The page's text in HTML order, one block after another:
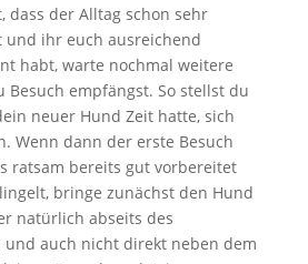
dass der Alltag schon sehr
und ihr euch ausreichend
habt, warte nochmal weitere
Besuch empfängst. So stellst du
neuer Hund Zeit hatte, sich
Wenn dann der erste Besuch
ratsam bereits gut vorbereitet
bringe zunächst den Hund
natürlich abseits des
und auch nicht direkt neben dem